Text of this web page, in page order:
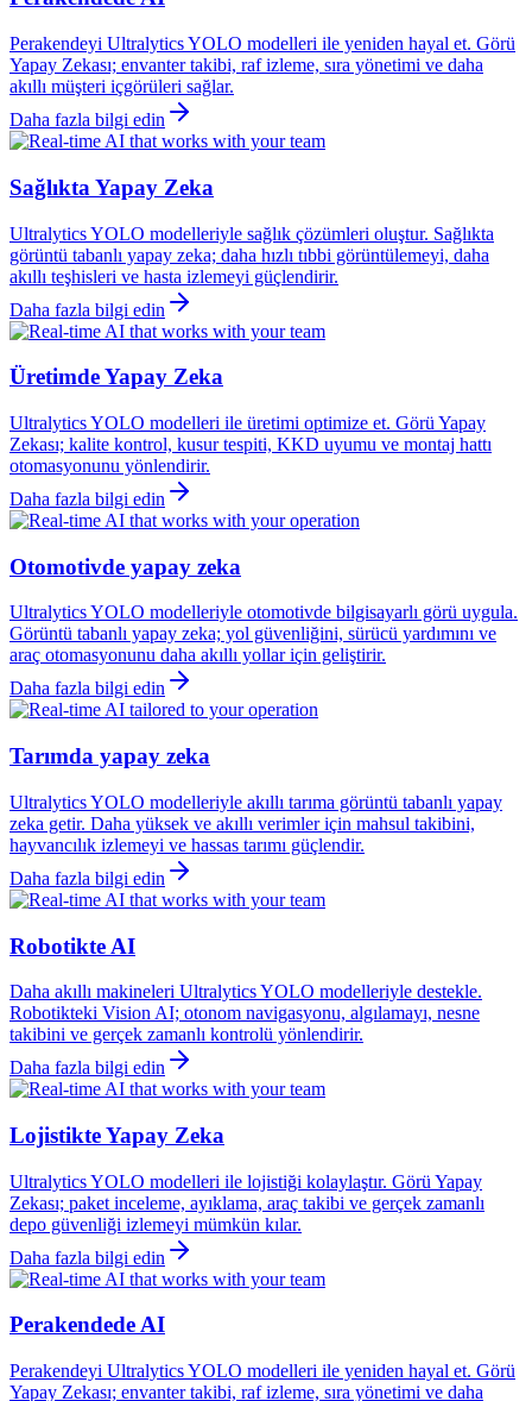
Perakendeyi Ultralytics YOLO modelleri ile yeniden hayal et. Görü
Yapay Zekası; envanter takibi, raf izleme, sıra yönetimi ve daha
akıllı müşteri içgörüleri sağlar.
Daha fazla bilgi edin
Sağlıkta Yapay Zeka
Ultralytics YOLO modelleriyle sağlık çözümleri oluştur. Sağlıkta
görüntü tabanlı yapay zeka; daha hızlı tıbbi görüntülemeyi, daha
akıllı teşhisleri ve hasta izlemeyi güçlendirir.
Daha fazla bilgi edin
Üretimde Yapay Zeka
Ultralytics YOLO modelleri ile üretimi optimize et. Görü Yapay
Zekası; kalite kontrol, kusur tespiti, KKD uyumu ve montaj hattı
otomasyonunu yönlendirir.
Daha fazla bilgi edin
Otomotivde yapay zeka
Ultralytics YOLO modelleriyle otomotivde bilgisayarlı görü uygula.
Görüntü tabanlı yapay zeka; yol güvenliğini, sürücü yardımını ve
araç otomasyonunu daha akıllı yollar için geliştirir.
Daha fazla bilgi edin
Tarımda yapay zeka
Ultralytics YOLO modelleriyle akıllı tarıma görüntü tabanlı yapay
zeka getir. Daha yüksek ve akıllı verimler için mahsul takibini,
hayvancılık izlemeyi ve hassas tarımı güçlendir.
Daha fazla bilgi edin
Robotikte AI
Daha akıllı makineleri Ultralytics YOLO modelleriyle destekle.
Robotikteki Vision AI; otonom navigasyonu, algılamayı, nesne
takibini ve gerçek zamanlı kontrolü yönlendirir.
Daha fazla bilgi edin
Lojistikte Yapay Zeka
Ultralytics YOLO modelleri ile lojistiği kolaylaştır. Görü Yapay
Zekası; paket inceleme, ayıklama, araç takibi ve gerçek zamanlı
depo güvenliği izlemeyi mümkün kılar.
Daha fazla bilgi edin
Perakendede AI
Perakendeyi Ultralytics YOLO modelleri ile yeniden hayal et. Görü
Yapay Zekası; envanter takibi, raf izleme, sıra yönetimi ve daha